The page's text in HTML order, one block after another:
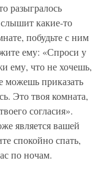
разыгралось
какие-то
побудьте с ним
ему: «Спроси у
ему, что не хочешь,
можешь приказать
Это твоя комната,
согласия».
является вашей
спокойно спать,
по ночам.